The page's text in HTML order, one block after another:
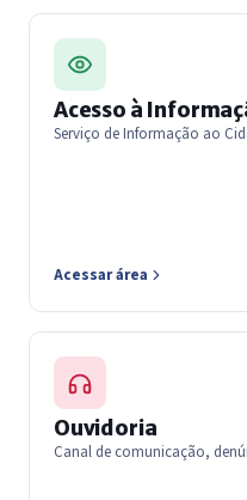
Acesso à
Serviço de Informação ao
Acessar área
Ouvidoria
Canal de comunicação,